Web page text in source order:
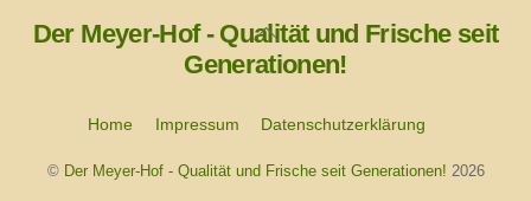
Back
To
Der Meyer-Hof - Qualität und Frische seit
Generationen!
Home Impressum Datenschutzerklärung
© Der Meyer-Hof - Qualität und Frische seit Generationen! 2026